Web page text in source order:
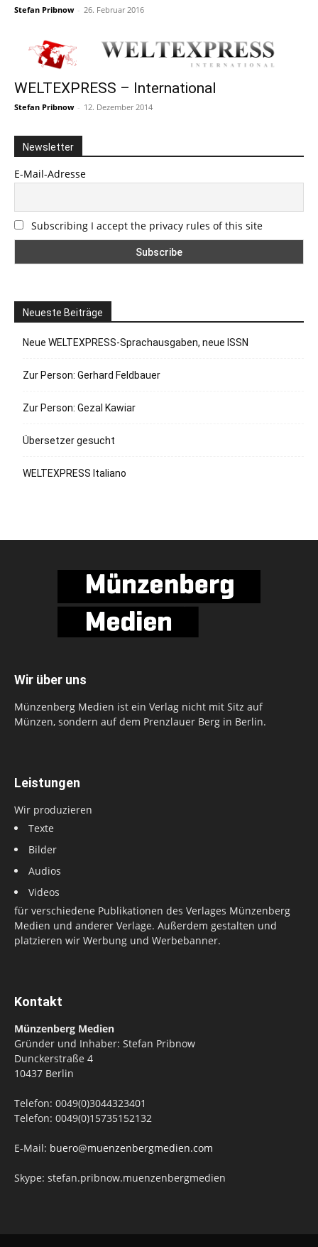
Stefan Pribnow - 26. Februar 2016
WELTEXPRESS – International
Stefan Pribnow - 12. Dezember 2014
Newsletter
E-Mail-Adresse
Subscribing I accept the privacy rules of this site
Neueste Beiträge
Neue WELTEXPRESS-Sprachausgaben, neue ISSN
Zur Person: Gerhard Feldbauer
Zur Person: Gezal Kawiar
Übersetzer gesucht
WELTEXPRESS Italiano
Wir über uns
Münzenberg Medien ist ein Verlag nicht mit Sitz auf
Münzen, sondern auf dem Prenzlauer Berg in Berlin.
Leistungen
Wir produzieren
Texte
Bilder
Audios
Videos
für verschiedene Publikationen des Verlages Münzenberg
Medien und anderer Verlage. Außerdem gestalten und
platzieren wir Werbung und Werbebanner.
Kontakt
Münzenberg Medien
Gründer und Inhaber: Stefan Pribnow
Dunckerstraße 4
10437 Berlin
Telefon: 0049(0)3044323401
Telefon: 0049(0)15735152132
E-Mail: buero@muenzenbergmedien.com
Skype: stefan.pribnow.muenzenbergmedien